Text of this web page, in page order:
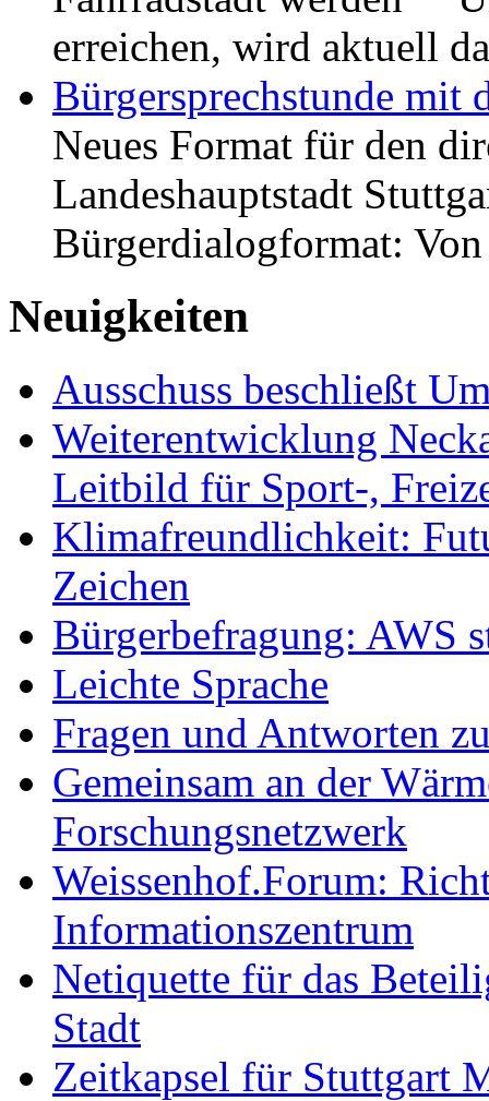
erreichen, wird aktuell
Bürgersprechstunde mit
Neues Format für den
Landeshauptstadt
Bürgerdialogformat:
Neuigkeiten
Ausschuss beschließt
Weiterentwicklung
Leitbild für Sport-,
Klimafreundlichkeit:
Zeichen
Bürgerbefragung: AWS
Leichte Sprache
Fragen und Antworten
Gemeinsam an der
Forschungsnetzwerk
Weissenhof.Forum:
Informationszentrum
Netiquette für das
Stadt
Zeitkapsel für Stuttgart